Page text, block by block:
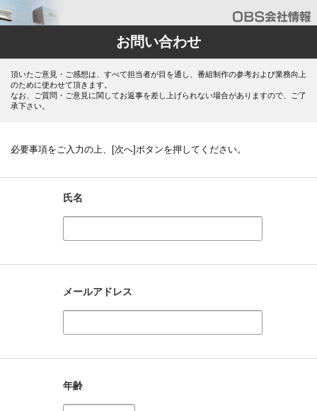
お問い合わせ
頂いたご意見・ご感想は、すべて担当者が目を通し、番組制作の参考および業務向上
のために使わせて頂きます。
なお、ご質問・ご意見に関してお返事を差し上げられない場合がありますので、ご了
承下さい。
必要事項をご入力の上、[次へ]ボタンを押してください。
氏名
メールアドレス
年齢